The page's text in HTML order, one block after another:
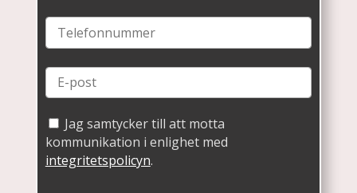
Jag samtycker till att motta
kommunikation i enlighet med
integritetspolicyn.